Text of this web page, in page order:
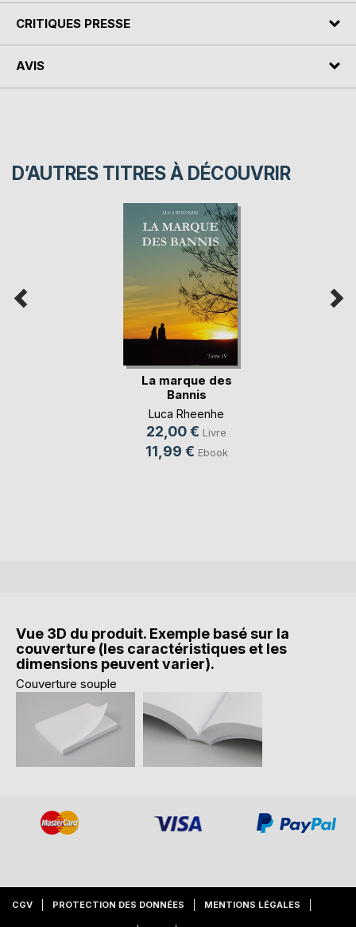
CRITIQUES PRESSE
AVIS
D’AUTRES TITRES À DÉCOUVRIR
La marque des
Bannis
Luca Rheenhe
22,00 € Livre
11,99 € Ebook
Vue 3D du produit. Exemple basé sur la
couverture (les caractéristiques et les
dimensions peuvent varier).
Couverture souple
CGV PROTECTION DES DONNÉES MENTIONS LÉGALES